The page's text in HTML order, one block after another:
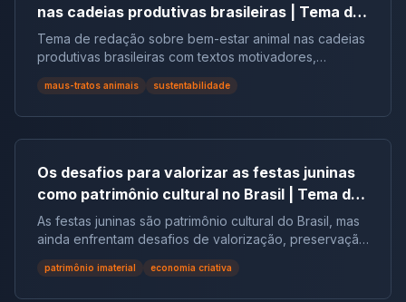
nas cadeias produtivas brasileiras | Tema de
redação
Tema de redação sobre bem-estar animal nas cadeias
produtivas brasileiras com textos motivadores,
repertórios, argumentos e modelos.
maus-tratos animais sustentabilidade
Os desafios para valorizar as festas juninas
como patrimônio cultural no Brasil | Tema de
redação
As festas juninas são patrimônio cultural do Brasil, mas
ainda enfrentam desafios de valorização, preservação
e reconhecimento social.
patrimônio imaterial economia criativa